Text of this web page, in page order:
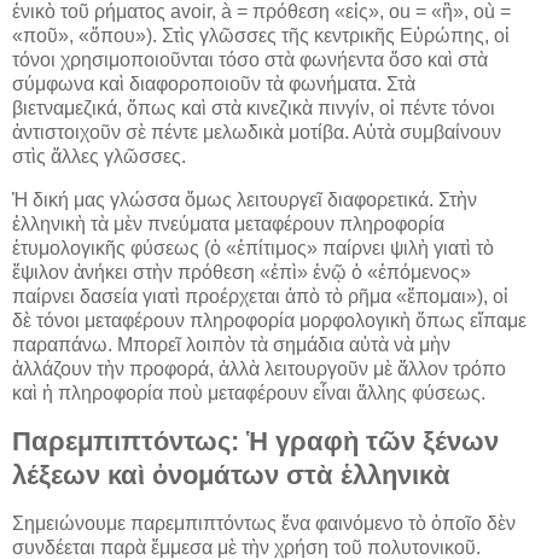
ἑνικὸ τοῦ ρήματος avoir, à = πρόθεση «εἰς», ou = «ἢ», où =
«ποῦ», «ὅπου»). Στὶς γλῶσσες τῆς κεντρικῆς Εὐρώπης, οἱ
τόνοι χρησιμοποιοῦνται τόσο στὰ φωνήεντα ὅσο καὶ στὰ
σύμφωνα καὶ διαφοροποιοῦν τὰ φωνήματα. Στὰ
βιετναμεζικά, ὅπως καὶ στὰ κινεζικὰ πινγίν, οἱ πέντε τόνοι
ἀντιστοιχοῦν σὲ πέντε μελωδικὰ μοτίβα. Αὐτὰ συμβαίνουν
στὶς ἄλλες γλῶσσες.
Ἡ δική μας γλώσσα ὅμως λειτουργεῖ διαφορετικά. Στὴν
ἑλληνικὴ τὰ μὲν πνεύματα μεταφέρουν πληροφορία
ἐτυμολογικῆς φύσεως (ὁ «ἐπίτιμος» παίρνει ψιλὴ γιατὶ τὸ
ἔψιλον ἀνήκει στὴν πρόθεση «ἐπὶ» ἐνῷ ὁ «ἑπόμενος»
παίρνει δασεία γιατὶ προέρχεται ἀπὸ τὸ ρῆμα «ἕπομαι»), οἱ
δὲ τόνοι μεταφέρουν πληροφορία μορφολογικὴ ὅπως εἴπαμε
παραπάνω. Μπορεῖ λοιπὸν τὰ σημάδια αὐτὰ νὰ μὴν
ἀλλάζουν τὴν προφορά, ἀλλὰ λειτουργοῦν μὲ ἄλλον τρόπο
καὶ ἡ πληροφορία ποὺ μεταφέρουν εἶναι ἄλλης φύσεως.
Παρεμπιπτόντως: Ἡ γραφὴ τῶν ξένων
λέξεων καὶ ὀνομάτων στὰ ἑλληνικὰ
Σημειώνουμε παρεμπιπτόντως ἕνα φαινόμενο τὸ ὁποῖο δὲν
συνδέεται παρὰ ἔμμεσα μὲ τὴν χρήση τοῦ πολυτονικοῦ.